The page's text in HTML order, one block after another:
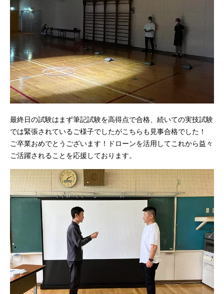
最終日の試験はまず筆記試験を高得点で合格、続いての実技試験
では緊張されているご様子でしたがこちらも見事合格でした！
ご卒業おめでとうございます！ドローンを活用してこれから益々
ご活躍されることを応援しております。